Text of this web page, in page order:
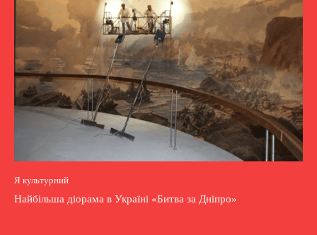
Я культурний
Найбільша діорама в Україні «Битва за Дніпро»